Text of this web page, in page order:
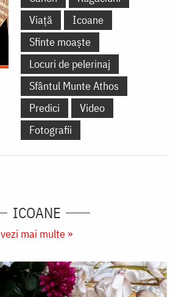
Viață
Icoane
Sfinte moaște
Locuri de pelerinaj
Sfântul Munte Athos
Predici
Video
Fotografii
ICOANE
vezi mai multe »